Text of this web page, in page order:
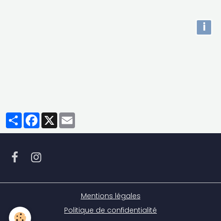
i
PartagerFacebook
X
Mentions légales
Politique de confidentialité